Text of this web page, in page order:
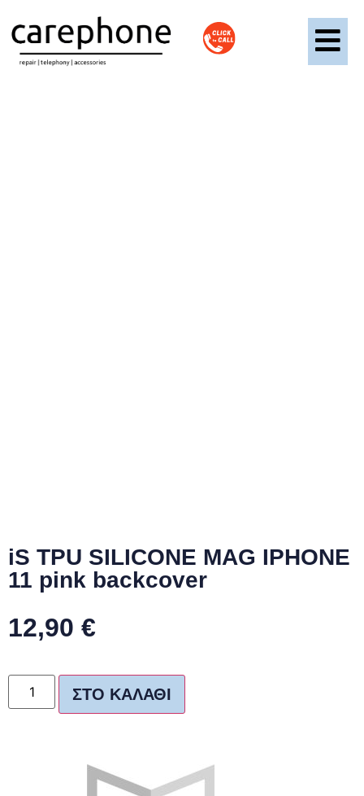
iS TPU SILICONE MAG IPHONE
11 pink backcover
12,90 €
ΣΤΟ ΚΑΛΆΘΙ